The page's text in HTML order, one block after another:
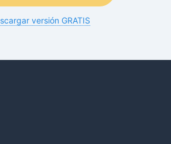
versión GRATIS